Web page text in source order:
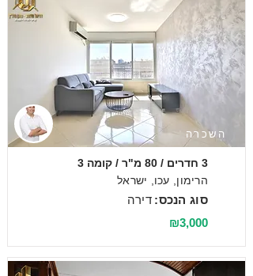
השכרה
3 חדרים / 80 מ"ר / קומה 3
הרימון, עכו, ישראל
דירה סוג הנכס:
₪3,000